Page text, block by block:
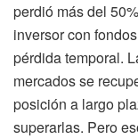
perdió más del
inversor con
pérdida temporal.
mercados se
posición a largo
superarlas. Pero